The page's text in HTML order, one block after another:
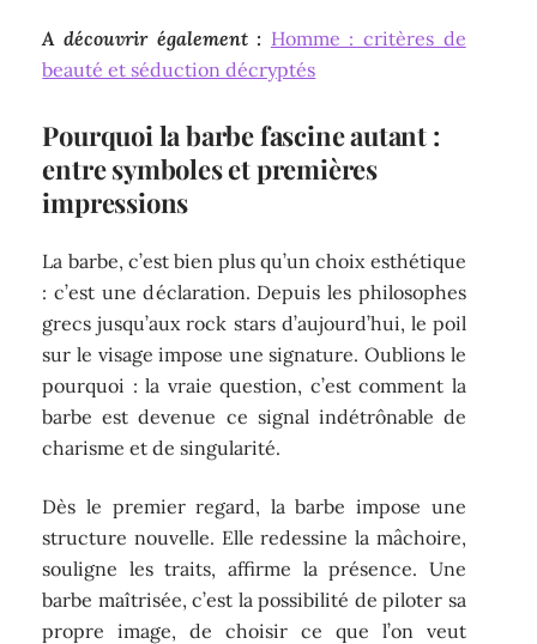
A découvrir également : Homme : critères de
beauté et séduction décryptés
Pourquoi la barbe fascine autant :
entre symboles et premières
impressions
La barbe, c’est bien plus qu’un choix esthétique
: c’est une déclaration. Depuis les philosophes
grecs jusqu’aux rock stars d’aujourd’hui, le poil
sur le visage impose une signature. Oublions le
pourquoi : la vraie question, c’est comment la
barbe est devenue ce signal indétrônable de
charisme et de singularité.
Dès le premier regard, la barbe impose une
structure nouvelle. Elle redessine la mâchoire,
souligne les traits, affirme la présence. Une
barbe maîtrisée, c’est la possibilité de piloter sa
propre image, de choisir ce que l’on veut